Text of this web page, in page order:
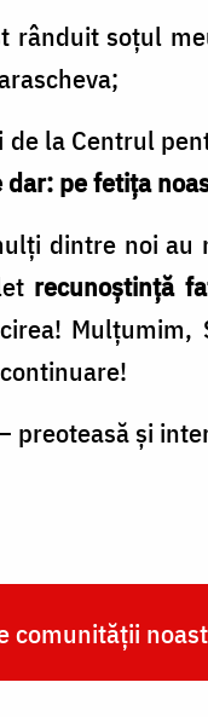
rânduit soțul
la Centrul
dar: pe fetița
dintre noi au
recunoștință
Mulțumim,
preoteasă și
comunității